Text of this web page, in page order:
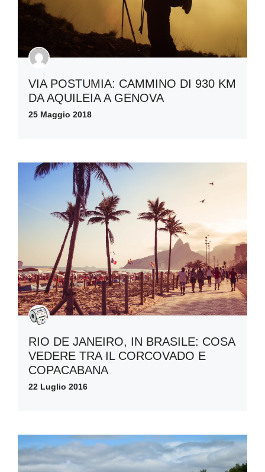
VIA POSTUMIA: CAMMINO DI 930 KM
DA AQUILEIA A GENOVA
25 Maggio 2018
RIO DE JANEIRO, IN BRASILE: COSA
VEDERE TRA IL CORCOVADO E
COPACABANA
22 Luglio 2016